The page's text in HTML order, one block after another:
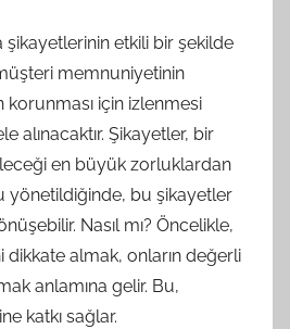
etkili bir şekilde
memnuniyetinin
korunması için izlenmesi
alınacaktır. Şikayetler, bir
en büyük zorluklardan
yönetildiğinde, bu şikayetler
Nasıl mı? Öncelikle,
dikkate almak, onların değerli
anlamına gelir. Bu,
katkı sağlar.